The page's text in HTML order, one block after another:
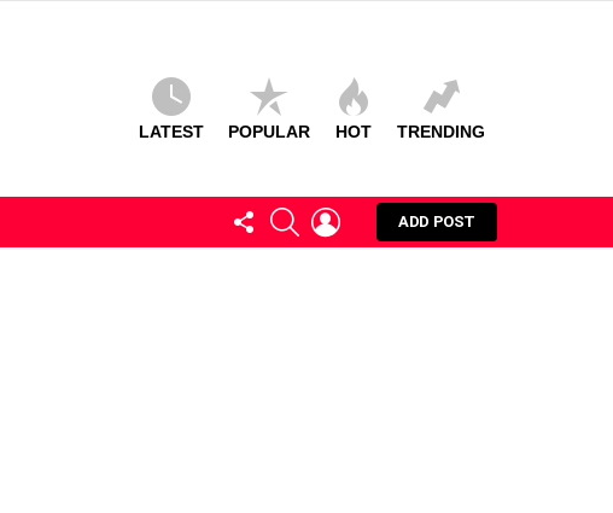
LATEST POPULAR HOT TRENDING
FOLLOW
US
SEARCHLOGIN
ADD POST